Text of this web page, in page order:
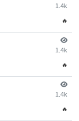
1.4k
🔥
1.4k
🔥
1.4k
🔥